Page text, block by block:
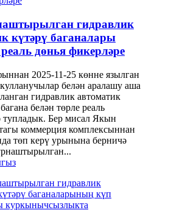
гидравлик
күтәрү баганалары
дөнья фикерләре
2025-11-25 көнне язылган
белән аралашу аша
гидравлик автоматик
белән төрле реаль
тупладык. Бер мисал Якын
коммерция комплексыннан
төп керү урынына берничә